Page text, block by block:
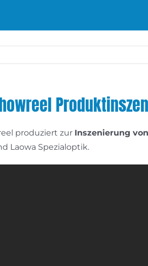
produziert zur Inszenierung
Laowa Spezialoptik.